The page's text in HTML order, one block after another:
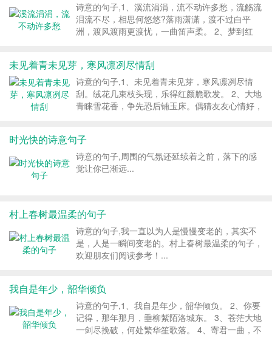
诗意的句子,1、溪流涓涓，流不动许多愁，流觞流
泪流不尽，相思何悠悠?落雨潇潇，渡不过白平
洲，渡风渡雨更渡忧，一曲笛声柔。 2、梦到红
自数悔难追。 3、旧时别情，谁错，夜来...
未见着青未见芽，寒风凛冽尽情刮
诗意的句子,1、未见着青未见芽，寒风凛冽尽情
刮。绒花几束枝头现，乐得红颜脆歌发。 2、大地
青睐雪花香，争先恐后铺玉床。偶猜友友心情好，
一展珠帘天地间，寒风巧弄雾生烟。...
时光快的诗意句子
诗意的句子,周围的气氛还延续着之前，落下的感
觉让你已渐远...
村上春树最温柔的句子
诗意的句子,我一直以为人是慢慢变老的，其实不
是，人是一瞬间变老的。村上春树最温柔的句子，
欢迎朋友们阅读参考！...
我自是年少，韶华倾负
诗意的句子,1、我自是年少，韶华倾负。 2、你要
记得，那年那月，垂柳紫陌洛城东。 3、苍茫大地
一剑尽挽破，何处繁华笙歌落。 4、寄君一曲，不